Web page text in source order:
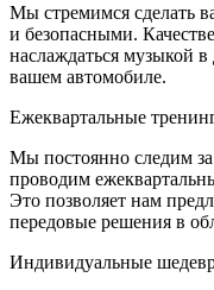
Мы стремимся сделать
и безопасными.
наслаждаться музыкой в
вашем автомобиле.
Ежеквартальные
Мы постоянно следим
проводим
Это позволяет нам
передовые решения в
Индивидуальные